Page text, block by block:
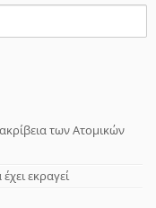
των Ατομικών
εκραγεί